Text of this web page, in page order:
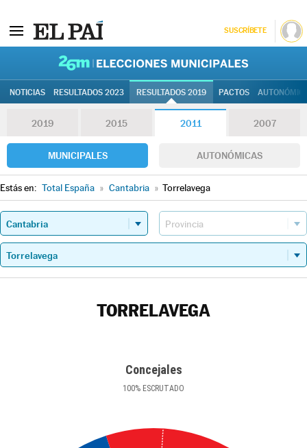
SUSCRÍBETE
NOTICIAS RESULTADOS 2023 RESULTADOS 2019 PACTOS
2019 2015 2011 2007
MUNICIPALES AUTONÓMICAS
Estás en: Total España » Cantabria » Torrelavega
TORRELAVEGA
Concejales
100% ESCRUTADO